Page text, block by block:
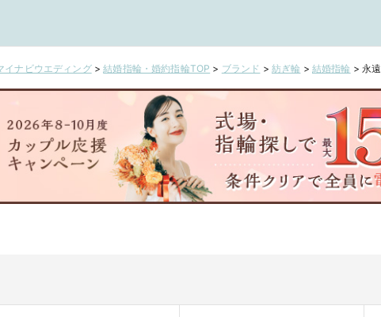
目・上野御徒町・名古
屋栄・横浜元町・大
児島】
イナビウエディング>結婚指輪・婚約指輪TOP > ブランド > 紡ぎ輪 > 結婚指輪 >永遠